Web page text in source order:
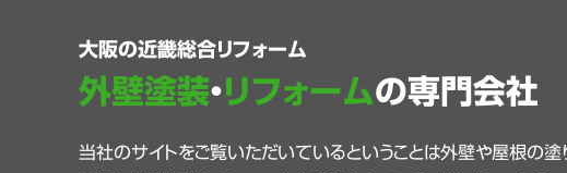
大阪の近畿総合リフォーム
外壁塗装・リフォームの専門会社
当社のサイトをご覧いただいているということは外壁や屋根の塗